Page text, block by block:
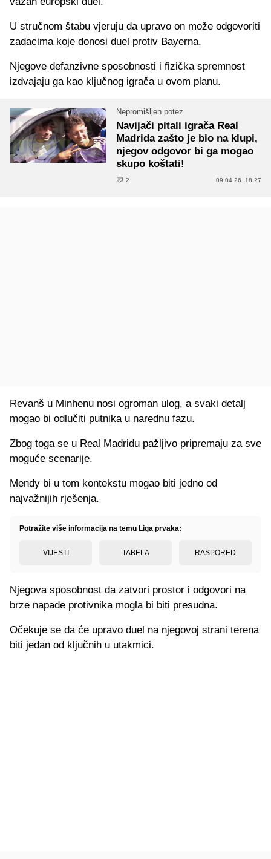
U stručnom štabu vjeruju da upravo on može odgovoriti
zadacima koje donosi duel protiv Bayerna.
Njegove defanzivne sposobnosti i fizička spremnost
izdvajaju ga kao ključnog igrača u ovom planu.
Nepromišljen potez
Navijači pitali igrača Real
Madrida zašto je bio na klupi,
njegov odgovor bi ga mogao
skupo koštati!
2 09.04.26. 18:27
Revanš u Minhenu nosi ogroman ulog, a svaki detalj
mogao bi odlučiti putnika u narednu fazu.
Zbog toga se u Real Madridu pažljivo pripremaju za sve
moguće scenarije.
Mendy bi u tom kontekstu mogao biti jedno od
najvažnijih rješenja.
Potražite više informacija na temu Liga prvaka:
VIJESTI TABELA RASPORED
Njegova sposobnost da zatvori prostor i odgovori na
brze napade protivnika mogla bi biti presudna.
Očekuje se da će upravo duel na njegovoj strani terena
biti jedan od ključnih u utakmici.